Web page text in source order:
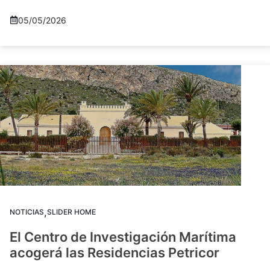
05/05/2026
NOTICIAS,SLIDER HOME
El Centro de Investigación Marítima
acogerá las Residencias Petricor